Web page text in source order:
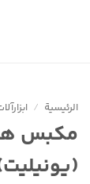
الرئيسية /
مكبس